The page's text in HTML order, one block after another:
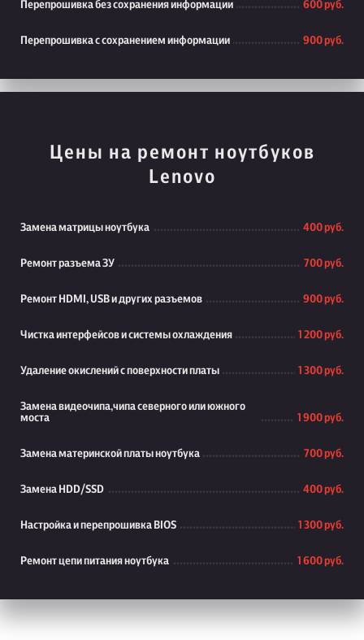
Перепрошивка без сохранения информации 600 руб.
Перепрошивка с сохранением информации 900 руб.
Цены на ремонт ноутбуков
Lenovo
Замена матрицы ноутбука 400 руб.
Ремонт разъема ЗУ 700 руб.
Ремонт HDMI, USB и других разъемов 900 руб.
Чистка интерфейсов и системы охлаждения 1 200 руб.
Удаление окислений с поверхности платы 1 300 руб.
Замена видеочипа,чипа северного или южного
моста
1 900 руб.
Замена материнской платы ноутбука 700 руб.
Замена HDD/SSD 400 руб.
Настройка и перепрошивка BIOS 1 300 руб.
Ремонт цепи питания ноутбука 1 600 руб.